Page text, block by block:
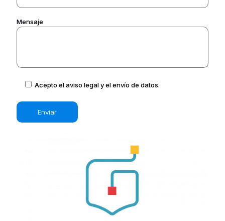
Mensaje
Acepto elaviso legaly el envío de datos.